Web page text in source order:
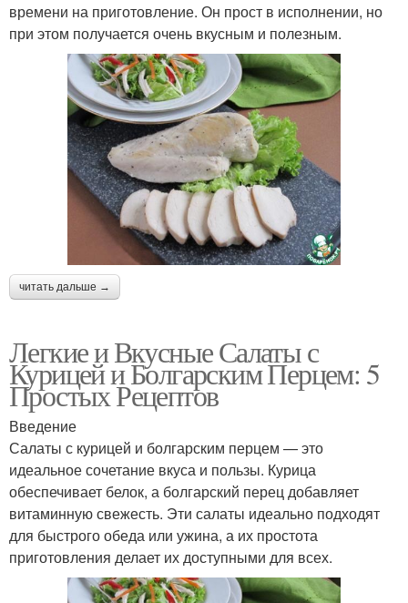
времени на приготовление. Он прост в исполнении, но
при этом получается очень вкусным и полезным.
читать дальше →
Легкие и Вкусные Салаты с
Курицей и Болгарским Перцем: 5
Простых Рецептов
Введение
Салаты с курицей и болгарским перцем — это
идеальное сочетание вкуса и пользы. Курица
обеспечивает белок, а болгарский перец добавляет
витаминную свежесть. Эти салаты идеально подходят
для быстрого обеда или ужина, а их простота
приготовления делает их доступными для всех.